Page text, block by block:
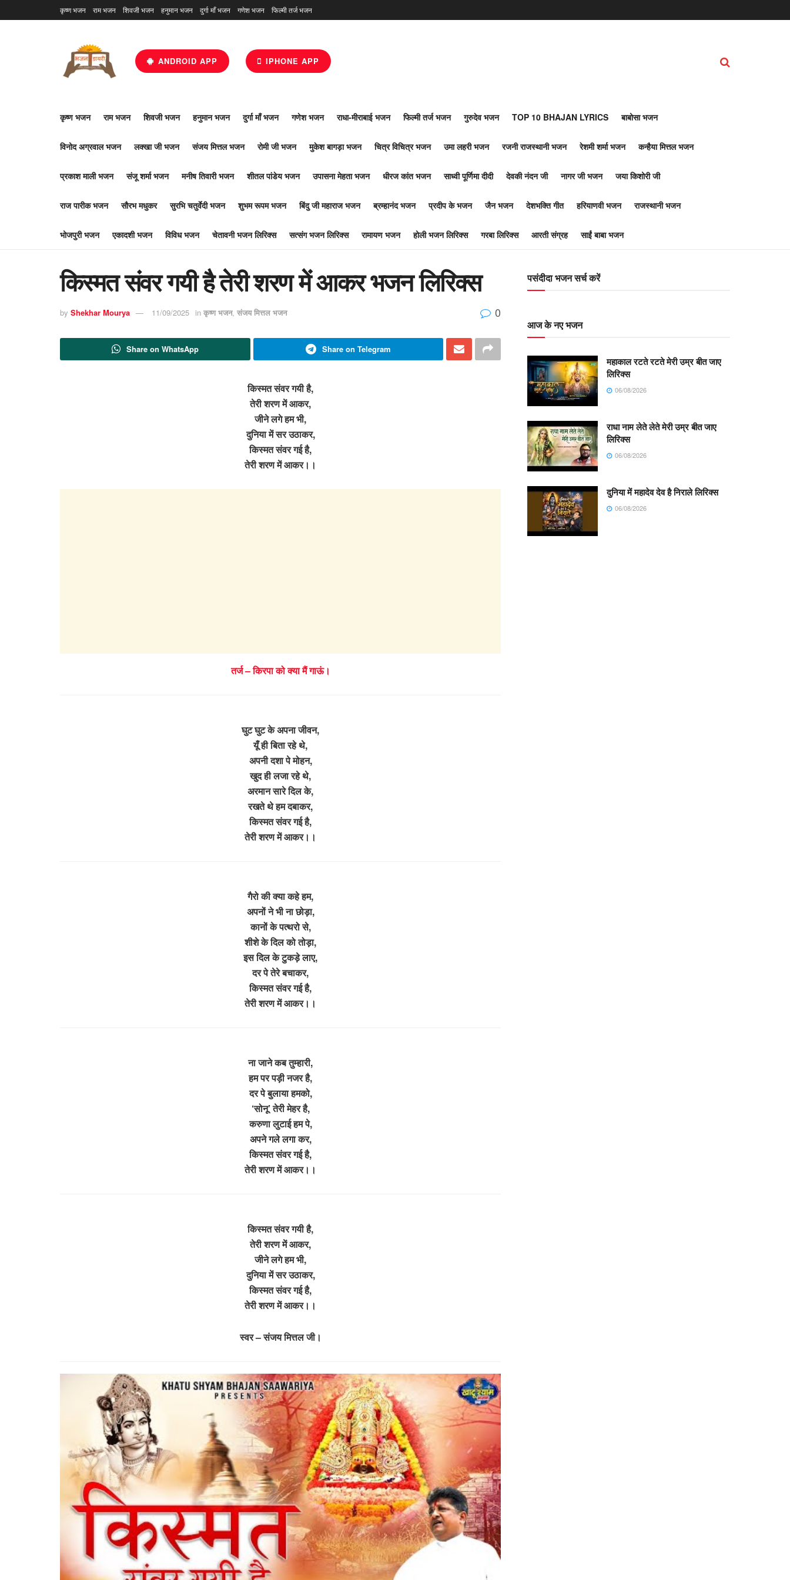
कृष्ण भजन राम भजन शिवजी भजन हनुमान भजन दुर्गा माँ भजन गणेश भजन फिल्मी तर्ज भजन
ANDROID APP IPHONE APP
कृष्ण भजन राम भजन शिवजी भजन हनुमान भजन दुर्गा माँ भजन गणेश भजन राधा-मीराबाई भजन फिल्मी तर्ज भजन गुरुदेव भजन TOP 10 BHAJAN LYRICS बाबोसा भजन
विनोद अग्रवाल भजन लक्खा जी भजन संजय मित्तल भजन रोमी जी भजन मुकेश बागड़ा भजन चित्र विचित्र भजन उमा लहरी भजन रजनी राजस्थानी भजन रेशमी शर्मा भजन कन्हैया मित्तल भजन
प्रकाश माली भजन संजू शर्मा भजन मनीष तिवारी भजन शीतल पांडेय भजन उपासना मेहता भजन धीरज कांत भजन साध्वी पूर्णिमा दीदी देवकी नंदन जी नागर जी भजन जया किशोरी जी
राज पारीक भजन सौरभ मधुकर सुरभि चतुर्वेदी भजन शुभम रूपम भजन बिंदु जी महाराज भजन ब्रम्हानंद भजन प्रदीप के भजन जैन भजन देशभक्ति गीत हरियाणवी भजन राजस्थानी भजन
भोजपुरी भजन एकादशी भजन विविध भजन चेतावनी भजन लिरिक्स सत्संग भजन लिरिक्स रामायण भजन होली भजन लिरिक्स गरबा लिरिक्स आरती संग्रह साईं बाबा भजन
किस्मत संवर गयी है तेरी शरण में आकर भजन लिरिक्स
by Shekhar Mourya 11/09/2025 in कृष्ण भजन, संजय मित्तल भजन 0
Share on WhatsApp Share on Telegram
किस्मत संवर गयी है,
तेरी शरण में आकर,
जीने लगे हम भी,
दुनिया में सर उठाकर,
किस्मत संवर गई है,
तेरी शरण में आकर।।
तर्ज – किरपा को क्या मैं गाऊं।
घुट घुट के अपना जीवन,
यूँ ही बिता रहे थे,
अपनी दशा पे मोहन,
खुद ही लजा रहे थे,
अरमान सारे दिल के,
रखते थे हम दबाकर,
किस्मत संवर गई है,
तेरी शरण में आकर।।
गैरो की क्या कहे हम,
अपनों ने भी ना छोड़ा,
कानों के पत्थरो से,
शीशे के दिल को तोड़ा,
इस दिल के टुकड़े लाए,
दर पे तेरे बचाकर,
किस्मत संवर गई है,
तेरी शरण में आकर।।
ना जाने कब तुम्हारी,
हम पर पड़ी नजर है,
दर पे बुलाया हमको,
‘सोनू’ तेरी मेहर है,
करुणा लुटाई हम पे,
अपने गले लगा कर,
किस्मत संवर गई है,
तेरी शरण में आकर।।
किस्मत संवर गयी है,
तेरी शरण में आकर,
जीने लगे हम भी,
दुनिया में सर उठाकर,
किस्मत संवर गई है,
तेरी शरण में आकर।।
स्वर – संजय मित्तल जी।
पसंदीदा भजन सर्च करें
आज के नए भजन
महाकाल रटते रटते मेरी उम्र बीत जाए
लिरिक्स
06/08/2026
राधा नाम लेते लेते मेरी उम्र बीत जाए
लिरिक्स
06/08/2026
दुनिया में महादेव देव है निराले लिरिक्स
06/08/2026